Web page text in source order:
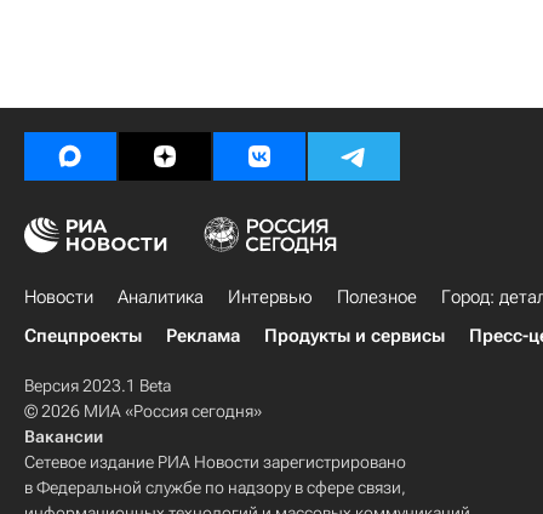
Новости Аналитика Интервью Полезное
Город:
Спецпроекты
Реклама Продукты и сервисы Пресс-
Версия 2023.1 Beta
© 2026 МИА «Россия сегодня»
Вакансии
Сетевое издание РИА Новости зарегистрировано
в Федеральной службе по надзору в сфере связи,